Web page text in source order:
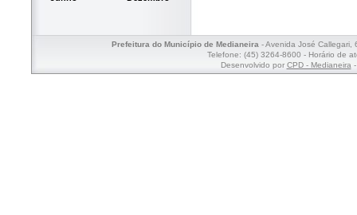
Prefeitura do Município de Medianeira- Avenida José Callegari,
Telefone: (45) 3264-8600 - Horário de
Desenvolvido por CPD - Medianeira-